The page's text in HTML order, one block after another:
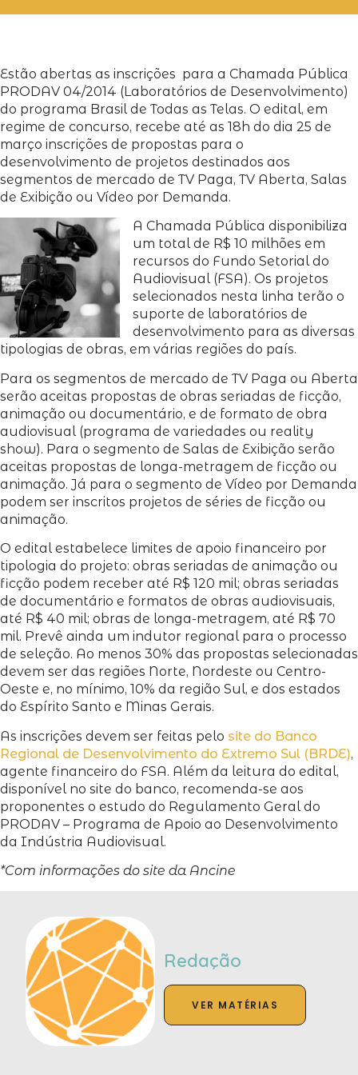
Estão abertas as inscrições para a Chamada Pública
PRODAV 04/2014 (Laboratórios de Desenvolvimento)
do programa Brasil de Todas as Telas. O edital, em
regime de concurso, recebe até as 18h do dia 25 de
março inscrições de propostas para o
desenvolvimento de projetos destinados aos
segmentos de mercado de TV Paga, TV Aberta, Salas
de Exibição ou Vídeo por Demanda.
A Chamada Pública disponibiliza
um total de R$ 10 milhões em
recursos do Fundo Setorial do
Audiovisual (FSA). Os projetos
selecionados nesta linha terão o
suporte de laboratórios de
desenvolvimento para as diversas
tipologias de obras, em várias regiões do país.
Para os segmentos de mercado de TV Paga ou Aberta
serão aceitas propostas de obras seriadas de ficção,
animação ou documentário, e de formato de obra
audiovisual (programa de variedades ou reality
show). Para o segmento de Salas de Exibição serão
aceitas propostas de longa-metragem de ficção ou
animação. Já para o segmento de Vídeo por Demanda
podem ser inscritos projetos de séries de ficção ou
animação.
O edital estabelece limites de apoio financeiro por
tipologia do projeto: obras seriadas de animação ou
ficção podem receber até R$ 120 mil; obras seriadas
de documentário e formatos de obras audiovisuais,
até R$ 40 mil; obras de longa-metragem, até R$ 70
mil. Prevê ainda um indutor regional para o processo
de seleção. Ao menos 30% das propostas selecionadas
devem ser das regiões Norte, Nordeste ou Centro-
Oeste e, no mínimo, 10% da região Sul, e dos estados
do Espírito Santo e Minas Gerais.
As inscrições devem ser feitas pelo site do Banco
Regional de Desenvolvimento do Extremo Sul (BRDE),
agente financeiro do FSA. Além da leitura do edital,
disponível no site do banco, recomenda-se aos
proponentes o estudo do Regulamento Geral do
PRODAV – Programa de Apoio ao Desenvolvimento
da Indústria Audiovisual.
*Com informações do site da Ancine
Redação
VER MATÉRIAS